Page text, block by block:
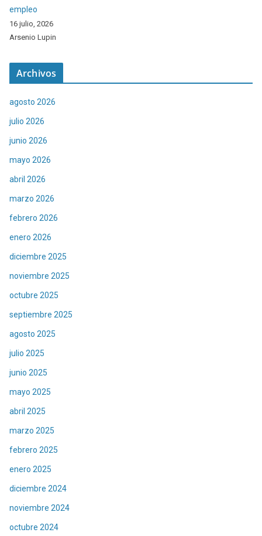
empleo
16 julio, 2026
Arsenio Lupin
Archivos
agosto 2026
julio 2026
junio 2026
mayo 2026
abril 2026
marzo 2026
febrero 2026
enero 2026
diciembre 2025
noviembre 2025
octubre 2025
septiembre 2025
agosto 2025
julio 2025
junio 2025
mayo 2025
abril 2025
marzo 2025
febrero 2025
enero 2025
diciembre 2024
noviembre 2024
octubre 2024